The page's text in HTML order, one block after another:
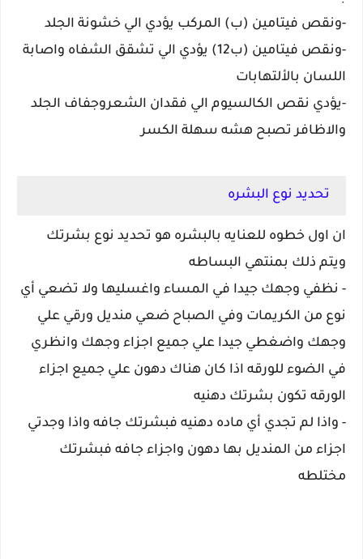
-ونقص فيتامين (ب) المركب يؤدي الي خشونة الجلد
-ونقص فيتامين (ب12) يؤدي الي تشقق الشفاه واصابة
اللسان بالألتهابات
-يؤدي نقص الكالسيوم الي فقدان الشعروجفاف الجلد
والاظافر تصبح هشه سهلة الكسر
تحديد نوع البشره
ان اول خطوه للعنايه بالبشره هو تحديد نوع بشرتك
ويتم ذلك بمنتهي البساطه
- نظفي وجهك جيدا في المساء واغسليها ولا تضعي أي
نوع من الكريمات وفي الصباح ضعي منديل ورقي علي
وجهك واضغطي جيدا علي جميع اجزاء وجهك وانظري
في الضوء للورقه اذا كان هناك دهون علي جميع اجزاء
الورقه تكون بشرتك دهنيه
- واذا لم تجدي أي ماده دهنيه فبشرتك جافه واذا وجدتي
اجزاء من المنديل بها دهون واجزاء جافه فبشرتك
مختلطه